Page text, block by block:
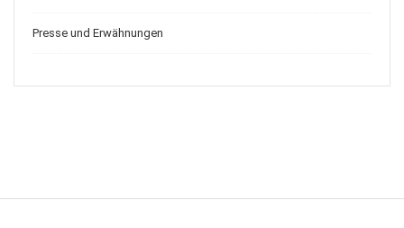
Presse und Erwähnungen